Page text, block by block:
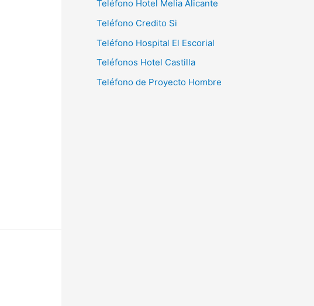
Teléfono Hotel Melia Alicante
Teléfono Credito Si
Teléfono Hospital El Escorial
Teléfonos Hotel Castilla
Teléfono de Proyecto Hombre